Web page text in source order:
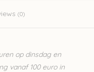
(0)
op dinsdag en
vanaf 100 euro in